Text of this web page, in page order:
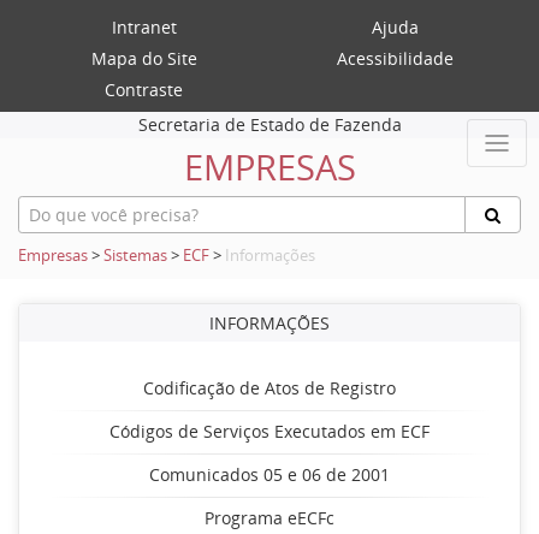
Intranet
Ajuda
Mapa do Site
Acessibilidade
Contraste
Secretaria de Estado de Fazenda
EMPRESAS
Empresas>Sistemas> ECF> Informações
INFORMAÇÕES
Codificação de Atos de Registro
Códigos de Serviços Executados em ECF
Comunicados 05 e 06 de 2001
Programa eECFc